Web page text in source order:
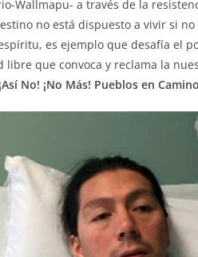
Wallmapu- a través de la
no está dispuesto a vivir si
es ejemplo que desafía el
que convoca y reclama la
¡Así No! ¡No Más! Pueblos en Camino